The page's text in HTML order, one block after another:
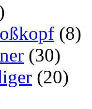
(8)
(30)
(20)